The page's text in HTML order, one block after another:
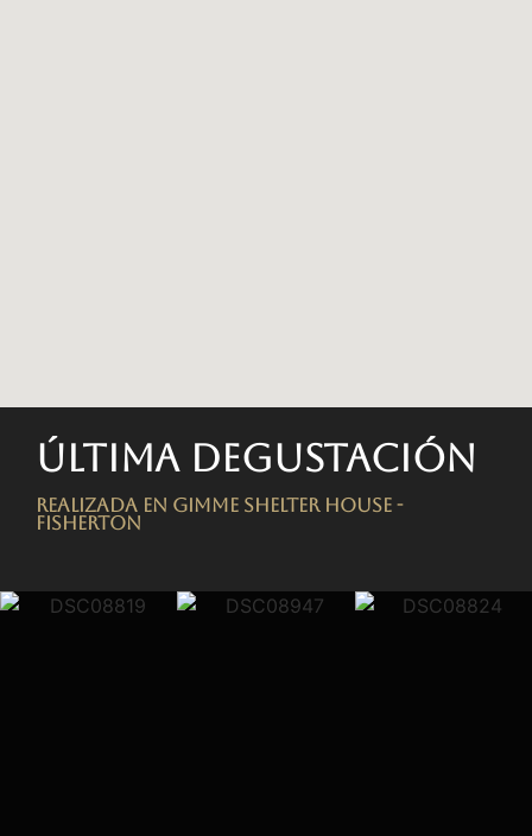
Última degustación
Realizada en Gimme Shelter House -
FISHERTON